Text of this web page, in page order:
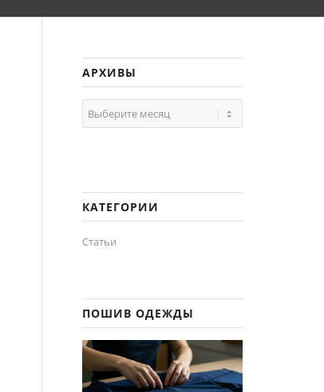
АРХИВЫ
КАТЕГОРИИ
Статьи
ПОШИВ ОДЕЖДЫ